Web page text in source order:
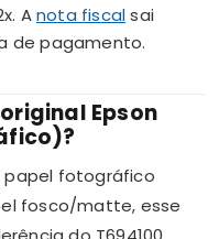
Anota fiscalsai
de pagamento.
Epson
papel fotográfico
fosco/matte, esse